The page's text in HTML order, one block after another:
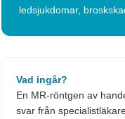
ledsjukdomar,
Vad ingår?
En MR-röntgen av
svar från